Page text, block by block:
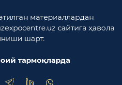
Адлия вазирлиги
миллий экспортбоп савдо
материаллардан
сайтига ҳавола
шарт.
тармоқларда